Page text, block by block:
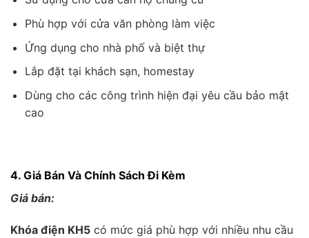
Phù hợp với cửa văn phòng làm việc
Ứng dụng cho nhà phố và biệt thự
Lắp đặt tại khách sạn, homestay
Dùng cho các công trình hiện đại yêu cầu bảo mật
cao
4. Giá Bán Và Chính Sách Đi Kèm
Giá bán:
Khóa điện KH5 có mức giá phù hợp với nhiều nhu cầu